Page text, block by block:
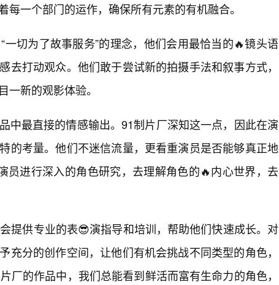
每一个部门的运作，确保所有元素的有机融合。
一切为了故事服务”的理念，他们会用最恰当的🔥镜头语
去打动观众。他们敢于尝试新的拍摄手法和叙事方式，
一新的观影体验。
中最直接的情感输出。91制片厂深知这一点，因此在演
的考量。他们不迷信流量，更看重演员是否能够真正地
员进行深入的角色研究，去理解角色的🔥内心世界，去
提供专业的表😎演指导和培训，帮助他们快速成长。对
充分的创作空间，让他们有机会挑战不同类型的角色，
厂的作品中，我们总能看到鲜活而富有生命力的角色，